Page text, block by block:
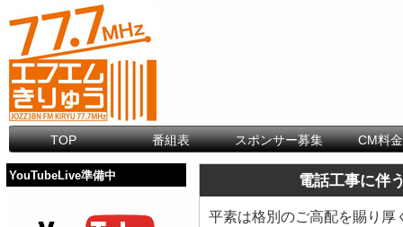
TOP 番組表 スポンサー募集 CM料
YouTubeLive準備中 電話工事に伴
平素は格別のご高配を賜り厚